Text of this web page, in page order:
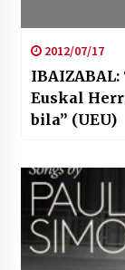
2012/07/17
Euskal
bila” (UEU)